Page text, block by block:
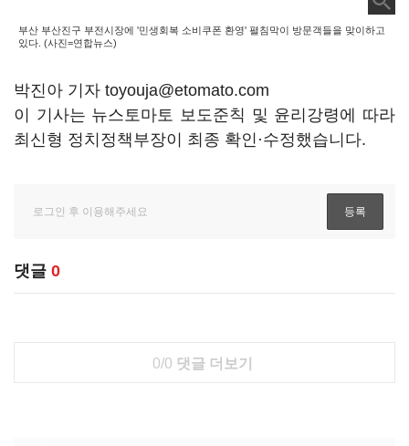
부산 부산진구 부전시장에 '민생회복 소비쿠폰 환영' 펼침막이 방문객들을 맞이하고
있다. (사진=연합뉴스)
박진아 기자 toyouja@etomato.com
이 기사는 뉴스토마토 보도준칙 및 윤리강령에 따라
최신형 정치정책부장이 최종 확인·수정했습니다.
댓글 0
0/0 댓글 더보기